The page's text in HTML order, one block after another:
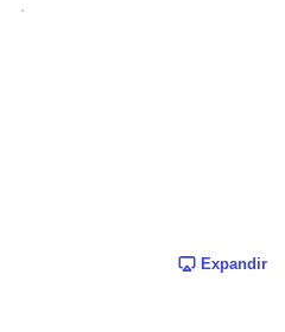
Expandir